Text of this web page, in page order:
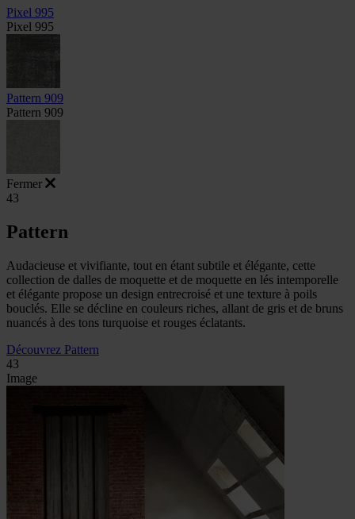
Pixel 995
Pixel 995
Pattern 909
Pattern 909
Fermer
43
Pattern
Audacieuse et vivifiante, tout en étant subtile et élégante, cette
collection de dalles de moquette et de moquette en lés intemporelle
et élégante propose un design entrecroisé et une texture à poils
bouclés. Elle se décline en couleurs riches, allant de gris et de bruns
nuancés à des tons turquoise et rouges éclatants.
Découvrez Pattern
43
Image